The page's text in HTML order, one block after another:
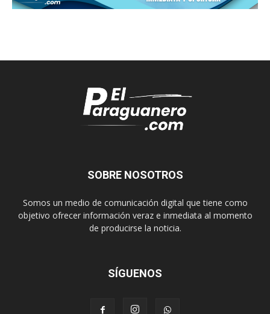
SOBRE NOSOTROS
Somos un medio de comunicación digital que tiene como
objetivo ofrecer información veraz e inmediata al momento
de producirse la noticia.
SÍGUENOS